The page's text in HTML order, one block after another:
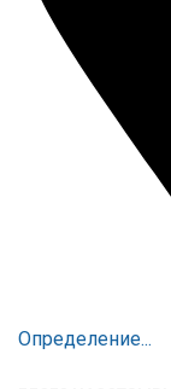
Определение...